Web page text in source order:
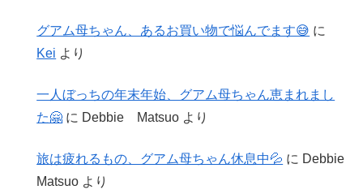
グアム母ちゃん、あるお買い物で悩んでます😅 に
Kei より
一人ぼっちの年末年始、グアム母ちゃん恵まれまし
た🤗 に Debbie Matsuo より
旅は疲れるもの、グアム母ちゃん休息中💦 に Debbie
Matsuo より